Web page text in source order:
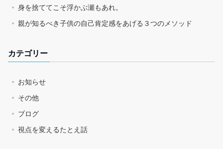
身を捨ててこそ浮かぶ瀬もあれ。
親が知るべき子供の自己肯定感をあげる３つのメソッド
カテゴリー
お知らせ
その他
ブログ
視点を変えるたとえ話